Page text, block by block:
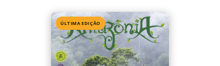
Edição 155· Julho 2026
📖 Ler agora